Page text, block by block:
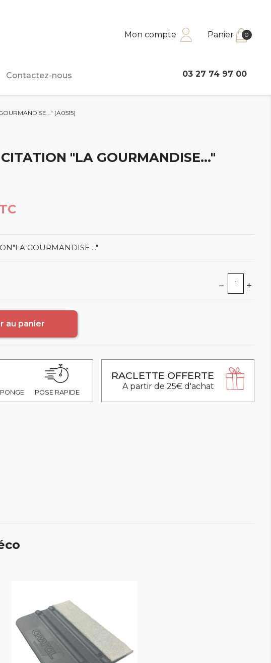
Mon compte Panier 0
Contactez-nous 03 27 74 97 00
(A0515)
"LA GOURMANDISE..."
GOURMANDISE ..."
au panier
POSE RAPIDE
RACLETTE OFFERTE
A partir de 25€ d'achat